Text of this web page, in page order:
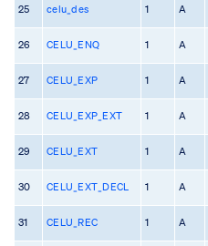
25 celu_des 1 A
26 CELU_ENQ 1 A
27 CELU_EXP 1 A
28 CELU_EXP_EXT 1 A
29 CELU_EXT 1 A
30 CELU_EXT_DECL 1 A
31 CELU_REC 1 A